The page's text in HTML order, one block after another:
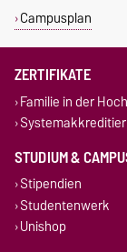
Campusplan
ZERTIFIKATE
Familie in der
STUDIUM &
Stipendien
Studentenwerk
Unishop